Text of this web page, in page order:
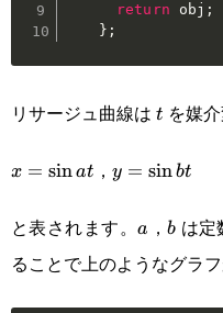
return obj ;
} ;
リサージュ曲線は t
t を媒
x=\sin
x = sinat ， y=\sin
y = sinbt
と表されます。a
a ，b
b は定
ることで上のようなグラフ